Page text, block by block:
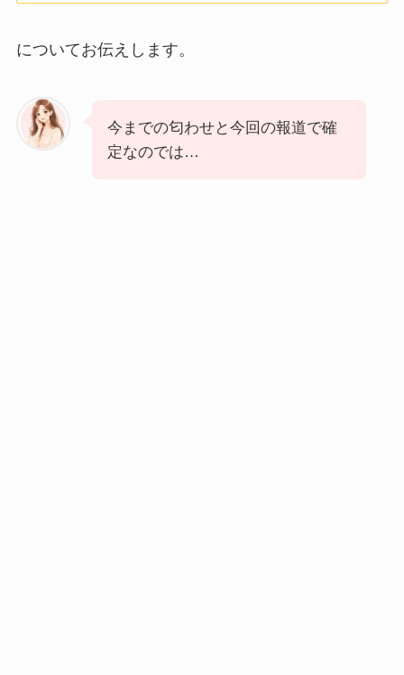
についてお伝えします。
今までの匂わせと今回の報道で確
定なのでは…